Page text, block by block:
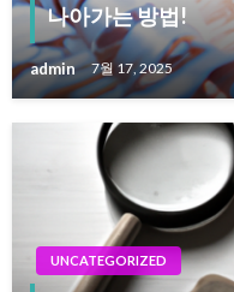
나아가는 방법!
admin 7월 17, 2025
UNCATEGORIZED